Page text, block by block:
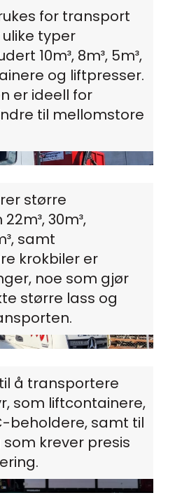
for transport
typer
10m³, 8m³, 5m³,
og liftpresser.
er ideell for
til mellomstore
større
30m³,
samt
krokbiler er
noe som gjør
større lass og
å transportere
som liftcontainere,
beholdere, samt til
krever presis